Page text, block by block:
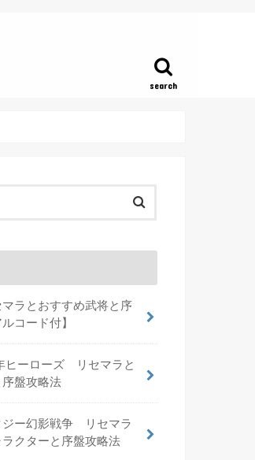
search
ラとおすすめ武将と序
コード付】
ヒーローズ リセマラと
盤攻略法
ジー幻影戦争 リセマラ
クターと序盤攻略法